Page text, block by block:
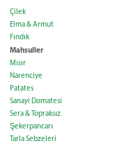
Çilek
Elma & Armut
Fındık
Mahsuller
Mısır
Narenciye
Patates
Sanayi Domatesi
Sera & Topraksız
Şekerpancarı
Tarla Sebzeleri